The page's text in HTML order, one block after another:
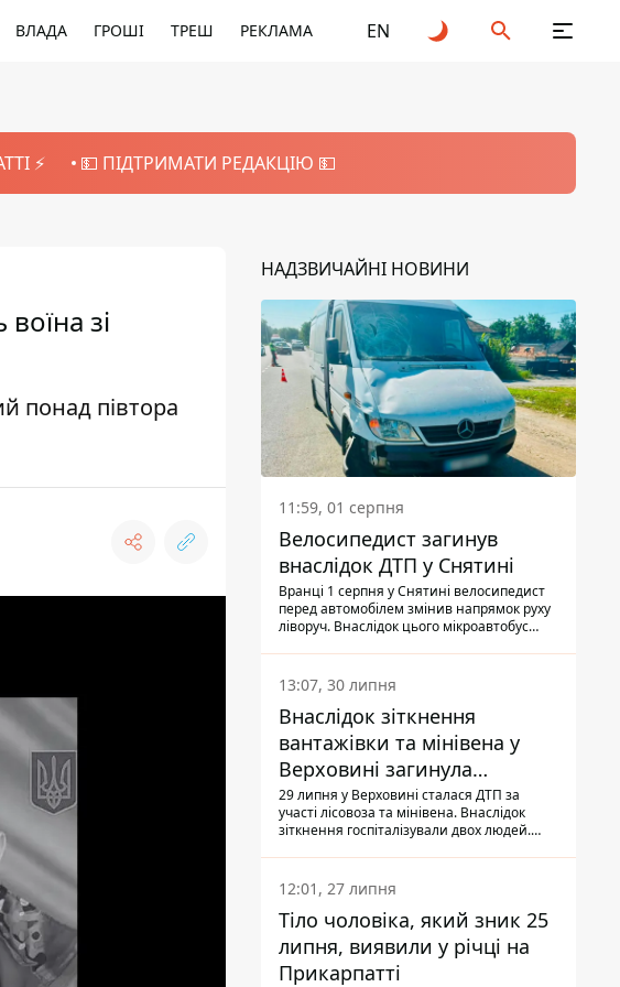
ВЛАДА ГРОШІ ТРЕШ РЕКЛАМА EN
⚡️ 💵 ПІДТРИМАТИ РЕДАКЦІЮ 💵
зі
понад півтора
НАДЗВИЧАЙНІ НОВИНИ
11:59, 01 серпня
Велосипедист загинув
внаслідок ДТП у Снятині
Вранці 1 серпня у Снятині велосипедист
перед автомобілем змінив напрямок руху
ліворуч. Внаслідок цього мікроавтобус
13:07, 30 липня
Внаслідок зіткнення
вантажівки та мінівена у
Верховині загинула
пасажирка, водійка - у
лікарні
29 липня у Верховині сталася ДТП за
участі лісовоза та мінівена. Внаслідок
зіткнення госпіталізували двох людей.
Також травми отримала водійка
автомобіля.
12:01, 27 липня
Тіло чоловіка, який зник 25
липня, виявили у річці на
Прикарпатті